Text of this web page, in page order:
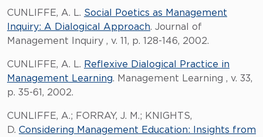
CUNLIFFE, A. L. Social Poetics as Management
Inquiry: A Dialogical Approach. Journal of
Management Inquiry , v. 11, p. 128-146, 2002.
CUNLIFFE, A. L. Reflexive Dialogical Practice in
Management Learning. Management Learning , v. 33,
p. 35-61, 2002.
CUNLIFFE, A.; FORRAY, J. M.; KNIGHTS,
D. Considering Management Education: Insights from